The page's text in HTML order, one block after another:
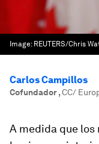
Image: REUTERS/Chris
Carlos Campillos
Cofundador,CC/
A medida que